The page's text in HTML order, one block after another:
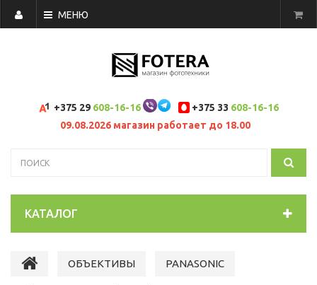
МЕНЮ
+375 29 608-16-16 +375 33 608-16-16
09.08.2026 магазин работает до 18.00
КАТАЛОГ
ОБЪЕКТИВЫ PANASONIC